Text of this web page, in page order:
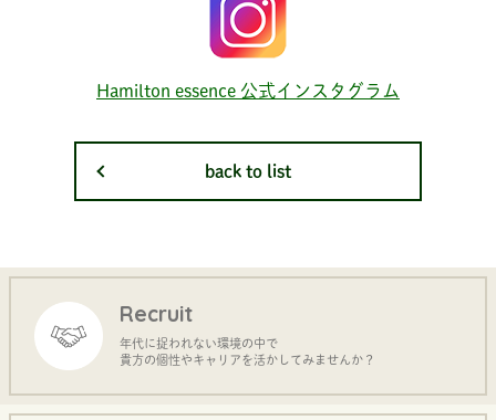
Hamilton essence 公式インスタグラム
back to list
Recruit
年代に捉われない環境の中で
貴方の個性やキャリアを活かしてみませんか？